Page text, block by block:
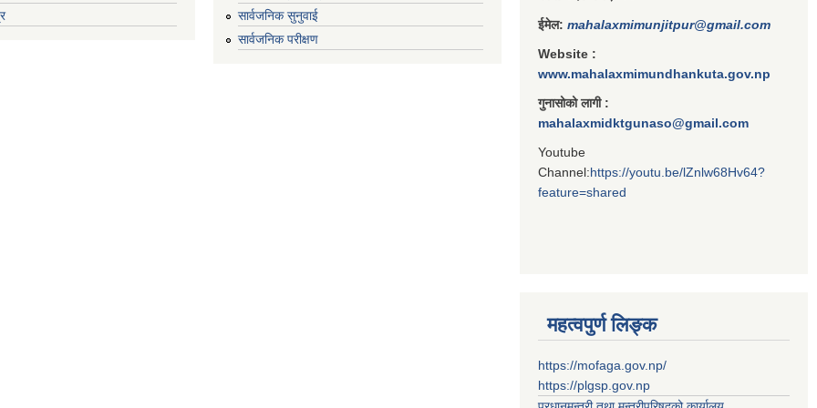
सार्वजनिक सुनुवाई
सार्वजनिक परीक्षण
ईमेल: mahalaxmimunjitpur@gmail.com
Website :
www.mahalaxmimundhankuta.gov.np
गुनासोको लागी :
mahalaxmidktgunaso@gmail.com
Youtube
Channel:https://youtu.be/lZnlw68Hv64?
feature=shared
महत्वपुर्ण लिङ्क
https://mofaga.gov.np/
https://plgsp.gov.np